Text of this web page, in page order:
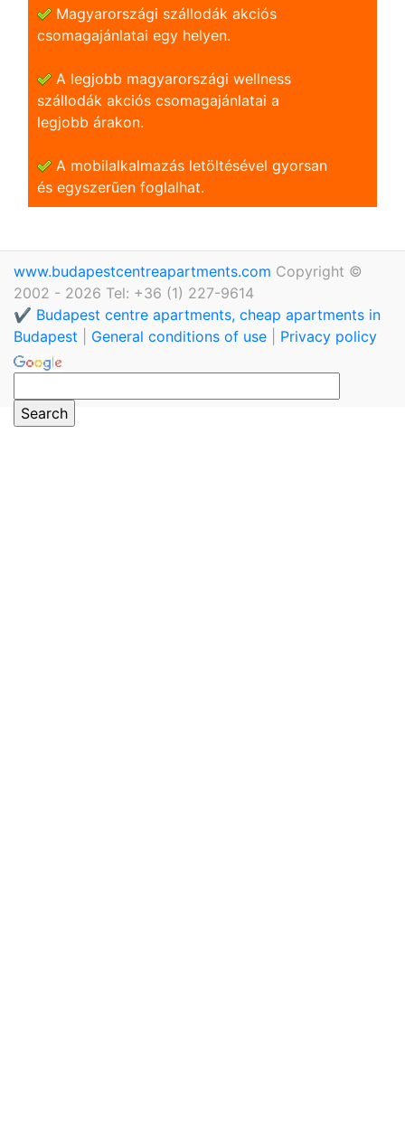
Magyarországi szállodák akciós
csomagajánlatai egy helyen.
A legjobb magyarországi wellness
szállodák akciós csomagajánlatai a
legjobb árakon.
A mobilalkalmazás letöltésével gyorsan
és egyszerũen foglalhat.
www.budapestcentreapartments.com Copyright ©
2002 - 2026 Tel: +36 (1) 227-9614
✔️ Budapest centre apartments, cheap apartments in
Budapest
General conditions of use Privacy policy